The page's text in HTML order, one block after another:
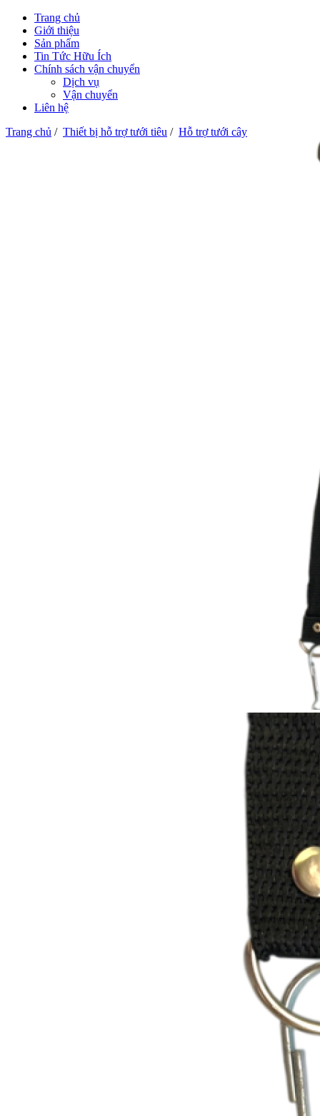
Trang chủ
Giới thiệu
Sản phẩm
Tin Tức Hữu Ích
Chính sách vận chuyển
Dịch vụ
Vận chuyển
Liên hệ
Trang chủ / Thiết bị hỗ trợ tưới tiêu / Hỗ trợ tưới cây